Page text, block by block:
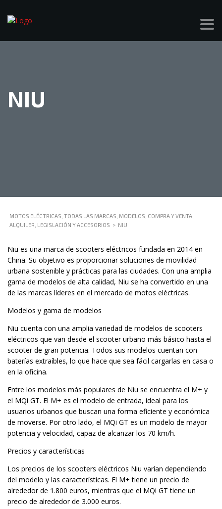
NIU
MOTOS ELÉCTRICAS, TODAS LAS MARCAS, MODELOS, COMPRA Y VENTA,
ALQUILER, LEGISLACIÓN Y ACCESORIOS > NIU
Niu es una marca de scooters eléctricos fundada en 2014 en
China. Su objetivo es proporcionar soluciones de movilidad
urbana sostenible y prácticas para las ciudades. Con una amplia
gama de modelos de alta calidad, Niu se ha convertido en una
de las marcas líderes en el mercado de motos eléctricas.
Modelos y gama de modelos
Niu cuenta con una amplia variedad de modelos de scooters
eléctricos que van desde el scooter urbano más básico hasta el
scooter de gran potencia. Todos sus modelos cuentan con
baterías extraíbles, lo que hace que sea fácil cargarlas en casa o
en la oficina.
Entre los modelos más populares de Niu se encuentra el M+ y
el MQi GT. El M+ es el modelo de entrada, ideal para los
usuarios urbanos que buscan una forma eficiente y económica
de moverse. Por otro lado, el MQi GT es un modelo de mayor
potencia y velocidad, capaz de alcanzar los 70 km/h.
Precios y características
Los precios de los scooters eléctricos Niu varían dependiendo
del modelo y las características. El M+ tiene un precio de
alrededor de 1.800 euros, mientras que el MQi GT tiene un
precio de alrededor de 3.000 euros.